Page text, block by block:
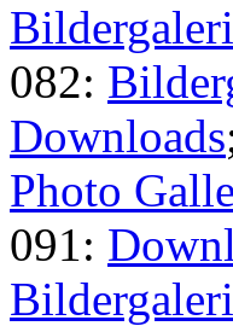
082:
Downloads
Photo
091: